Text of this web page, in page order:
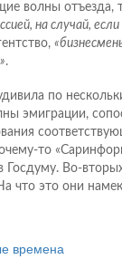
волны отъезда,
на случай,
.
по
эмиграции,
то
Госдуму. Во-
что это они
времена